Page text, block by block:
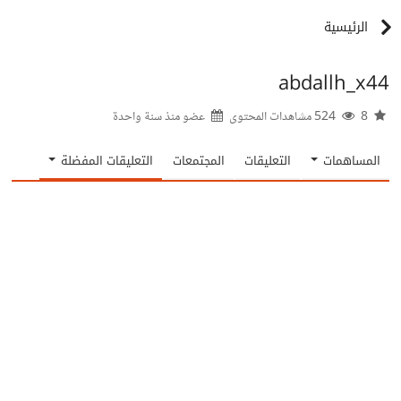
الرئيسية
abdallh_x44
عضو منذسنة واحدة
المساهمات التعليقات المجتمعات التعليقات المفضلة